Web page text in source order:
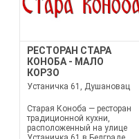
РЕСТОРАН СТАРА
КОНОБА - МАЛО
КОРЗО
Устаничка 61, Душановац
Старая Коноба — ресторан
традиционной кухни,
расположенный на улице